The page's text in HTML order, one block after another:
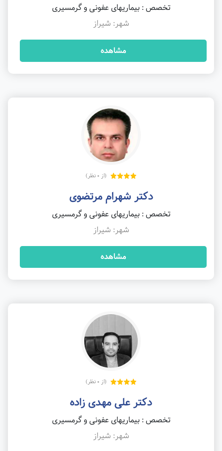
تخصص : بیماریهای عفونی و گرمسیری
شهر: شیراز
مشاهده
(از 0 نظر)
دکتر شهرام مرتضوی
تخصص : بیماریهای عفونی و گرمسیری
شهر: شیراز
مشاهده
(از 0 نظر)
دکتر علی مهدی زاده
تخصص : بیماریهای عفونی و گرمسیری
شهر: شیراز